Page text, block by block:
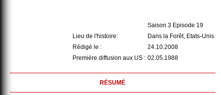
Saison 3 Episode 19
Lieu de l'histoire:
Dans la Forêt, Etats-Unis
Rédigé le :
24.10.2008
Première diffusion aux US : 02.05.1988
RÉSUMÉ